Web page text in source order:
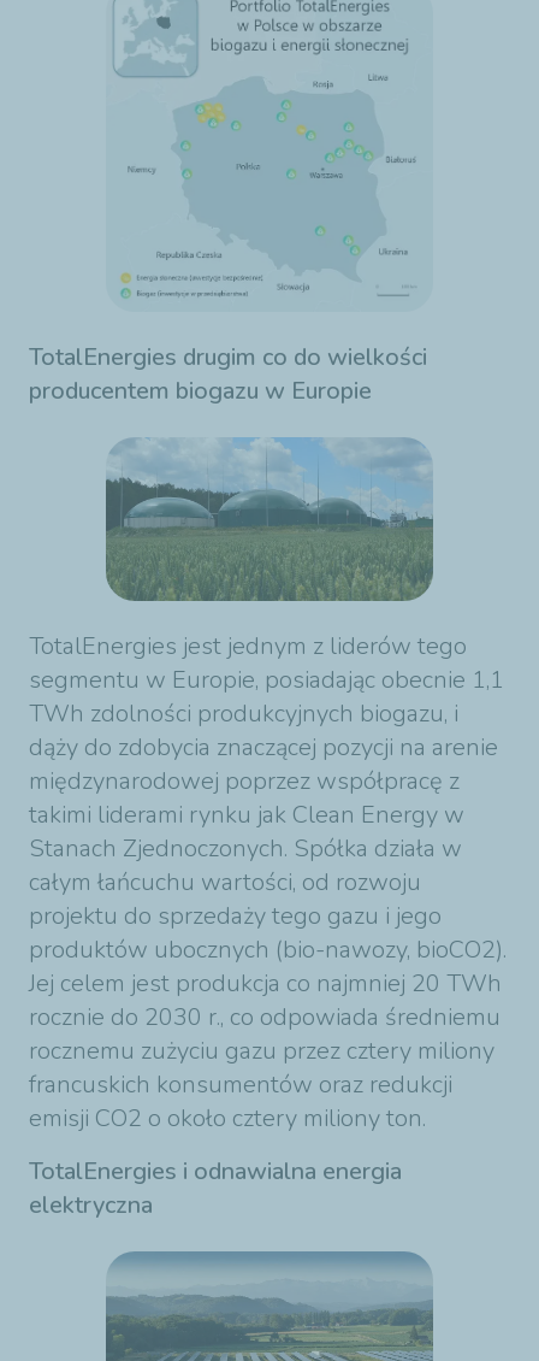
TotalEnergies drugim co do wielkości
producentem biogazu w Europie
TotalEnergies jest jednym z liderów tego
segmentu w Europie, posiadając obecnie 1,1
TWh zdolności produkcyjnych biogazu, i
dąży do zdobycia znaczącej pozycji na arenie
międzynarodowej poprzez współpracę z
takimi liderami rynku jak Clean Energy w
Stanach Zjednoczonych. Spółka działa w
całym łańcuchu wartości, od rozwoju
projektu do sprzedaży tego gazu i jego
produktów ubocznych (bio-nawozy, bioCO2).
Jej celem jest produkcja co najmniej 20 TWh
rocznie do 2030 r., co odpowiada średniemu
rocznemu zużyciu gazu przez cztery miliony
francuskich konsumentów oraz redukcji
emisji CO2 o około cztery miliony ton.
TotalEnergies i odnawialna energia
elektryczna